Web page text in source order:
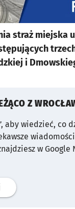
straż miejska
i
Z
aby wiedzieć, co
w Google
profil